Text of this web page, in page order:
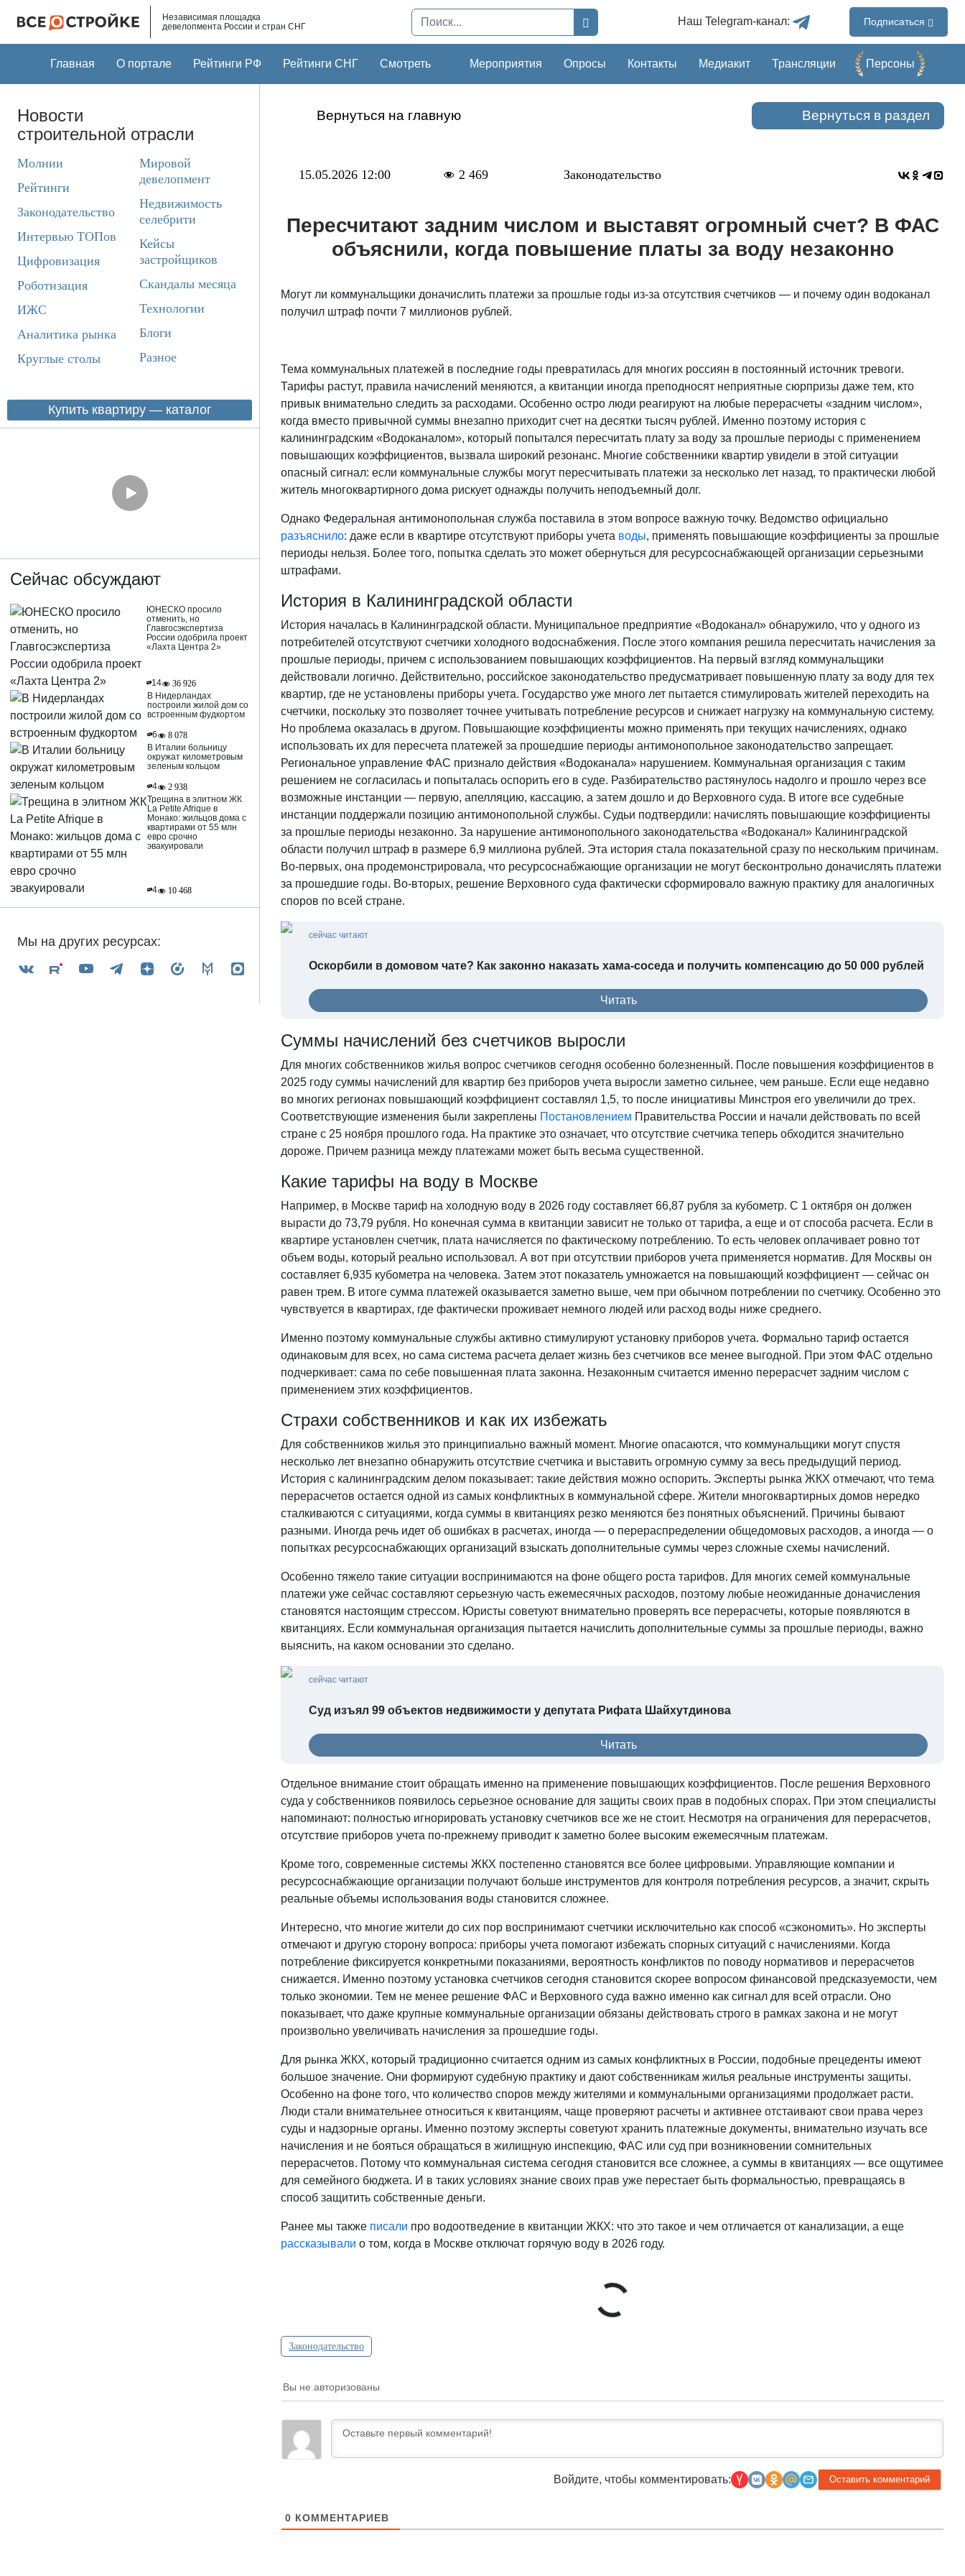
Независимая площадка
девелопмента России и стран СНГ
Наш Telegram-канал: Подписаться
Главная О портале Рейтинги РФ Рейтинги СНГ Смотреть Мероприятия Опросы Контакты Медиакит Трансляции Перcоны
Новости
строительной отрасли
Молнии
Рейтинги
Законодательство
Интервью ТОПов
Цифровизация
Роботизация
ИЖС
Аналитика рынка
Круглые столы
Мировой
девелопмент
Недвижимость
селебрити
Кейсы
застройщиков
Скандалы месяца
Технологии
Блоги
Разное
Купить квартиру — каталог
Сейчас обсуждают
ЮНЕСКО просило
отменить, но
Главгосэкспертиза
России одобрила проект
«Лахта Центра 2»
14
36 926
В Нидерландах
построили жилой дом со
встроенным фудкортом
6
8 078
В Италии больницу
окружат километровым
зеленым кольцом
4
2 938
Трещина в элитном ЖК
La Petite Afrique в
Монако: жильцов дома с
квартирами от 55 млн
евро срочно
эвакуировали
4 10 468
Мы на других ресурсах:
Вернуться на главную Вернуться в раздел
15.05.2026 12:00 2 469 Законодательство
Пересчитают задним числом и выставят огромный счет? В ФАС
объяснили, когда повышение платы за воду незаконно
Могут ли коммунальщики доначислить платежи за прошлые годы из-за отсутствия счетчиков — и почему один водоканал
получил штраф почти 7 миллионов рублей.
Тема коммунальных платежей в последние годы превратилась для многих россиян в постоянный источник тревоги.
Тарифы растут, правила начислений меняются, а квитанции иногда преподносят неприятные сюрпризы даже тем, кто
привык внимательно следить за расходами. Особенно остро люди реагируют на любые перерасчеты «задним числом»,
когда вместо привычной суммы внезапно приходит счет на десятки тысяч рублей. Именно поэтому история с
калининградским «Водоканалом», который попытался пересчитать плату за воду за прошлые периоды с применением
повышающих коэффициентов, вызвала широкий резонанс. Многие собственники квартир увидели в этой ситуации
опасный сигнал: если коммунальные службы могут пересчитывать платежи за несколько лет назад, то практически любой
житель многоквартирного дома рискует однажды получить неподъемный долг.
Однако Федеральная антимонопольная служба поставила в этом вопросе важную точку. Ведомство официально
разъяснило: даже если в квартире отсутствуют приборы учета воды, применять повышающие коэффициенты за прошлые
периоды нельзя. Более того, попытка сделать это может обернуться для ресурсоснабжающей организации серьезными
штрафами.
История в Калининградской области
История началась в Калининградской области. Муниципальное предприятие «Водоканал» обнаружило, что у одного из
потребителей отсутствуют счетчики холодного водоснабжения. После этого компания решила пересчитать начисления за
прошлые периоды, причем с использованием повышающих коэффициентов. На первый взгляд коммунальщики
действовали логично. Действительно, российское законодательство предусматривает повышенную плату за воду для тех
квартир, где не установлены приборы учета. Государство уже много лет пытается стимулировать жителей переходить на
счетчики, поскольку это позволяет точнее учитывать потребление ресурсов и снижает нагрузку на коммунальную систему.
Но проблема оказалась в другом. Повышающие коэффициенты можно применять при текущих начислениях, однако
использовать их для пересчета платежей за прошедшие периоды антимонопольное законодательство запрещает.
Региональное управление ФАС признало действия «Водоканала» нарушением. Коммунальная организация с таким
решением не согласилась и попыталась оспорить его в суде. Разбирательство растянулось надолго и прошло через все
возможные инстанции — первую, апелляцию, кассацию, а затем дошло и до Верховного суда. В итоге все судебные
инстанции поддержали позицию антимонопольной службы. Судьи подтвердили: начислять повышающие коэффициенты
за прошлые периоды незаконно. За нарушение антимонопольного законодательства «Водоканал» Калининградской
области получил штраф в размере 6,9 миллиона рублей. Эта история стала показательной сразу по нескольким причинам.
Во-первых, она продемонстрировала, что ресурсоснабжающие организации не могут бесконтрольно доначислять платежи
за прошедшие годы. Во-вторых, решение Верховного суда фактически сформировало важную практику для аналогичных
споров по всей стране.
сейчас читают
Оскорбили в домовом чате? Как законно наказать хама-соседа и получить компенсацию до 50 000 рублей
Читать
Суммы начислений без счетчиков выросли
Для многих собственников жилья вопрос счетчиков сегодня особенно болезненный. После повышения коэффициентов в
2025 году суммы начислений для квартир без приборов учета выросли заметно сильнее, чем раньше. Если еще недавно
во многих регионах повышающий коэффициент составлял 1,5, то после инициативы Минстроя его увеличили до трех.
Соответствующие изменения были закреплены Постановлением Правительства России и начали действовать по всей
стране с 25 ноября прошлого года. На практике это означает, что отсутствие счетчика теперь обходится значительно
дороже. Причем разница между платежами может быть весьма существенной.
Какие тарифы на воду в Москве
Например, в Москве тариф на холодную воду в 2026 году составляет 66,87 рубля за кубометр. С 1 октября он должен
вырасти до 73,79 рубля. Но конечная сумма в квитанции зависит не только от тарифа, а еще и от способа расчета. Если в
квартире установлен счетчик, плата начисляется по фактическому потреблению. То есть человек оплачивает ровно тот
объем воды, который реально использовал. А вот при отсутствии приборов учета применяется норматив. Для Москвы он
составляет 6,935 кубометра на человека. Затем этот показатель умножается на повышающий коэффициент — сейчас он
равен трем. В итоге сумма платежей оказывается заметно выше, чем при обычном потреблении по счетчику. Особенно это
чувствуется в квартирах, где фактически проживает немного людей или расход воды ниже среднего.
Именно поэтому коммунальные службы активно стимулируют установку приборов учета. Формально тариф остается
одинаковым для всех, но сама система расчета делает жизнь без счетчиков все менее выгодной. При этом ФАС отдельно
подчеркивает: сама по себе повышенная плата законна. Незаконным считается именно перерасчет задним числом с
применением этих коэффициентов.
Страхи собственников и как их избежать
Для собственников жилья это принципиально важный момент. Многие опасаются, что коммунальщики могут спустя
несколько лет внезапно обнаружить отсутствие счетчика и выставить огромную сумму за весь предыдущий период.
История с калининградским делом показывает: такие действия можно оспорить. Эксперты рынка ЖКХ отмечают, что тема
перерасчетов остается одной из самых конфликтных в коммунальной сфере. Жители многоквартирных домов нередко
сталкиваются с ситуациями, когда суммы в квитанциях резко меняются без понятных объяснений. Причины бывают
разными. Иногда речь идет об ошибках в расчетах, иногда — о перераспределении общедомовых расходов, а иногда — о
попытках ресурсоснабжающих организаций взыскать дополнительные суммы через сложные схемы начислений.
Особенно тяжело такие ситуации воспринимаются на фоне общего роста тарифов. Для многих семей коммунальные
платежи уже сейчас составляют серьезную часть ежемесячных расходов, поэтому любые неожиданные доначисления
становятся настоящим стрессом. Юристы советуют внимательно проверять все перерасчеты, которые появляются в
квитанциях. Если коммунальная организация пытается начислить дополнительные суммы за прошлые периоды, важно
выяснить, на каком основании это сделано.
сейчас читают
Суд изъял 99 объектов недвижимости у депутата Рифата Шайхутдинова
Читать
Отдельное внимание стоит обращать именно на применение повышающих коэффициентов. После решения Верховного
суда у собственников появилось серьезное основание для защиты своих прав в подобных спорах. При этом специалисты
напоминают: полностью игнорировать установку счетчиков все же не стоит. Несмотря на ограничения для перерасчетов,
отсутствие приборов учета по-прежнему приводит к заметно более высоким ежемесячным платежам.
Кроме того, современные системы ЖКХ постепенно становятся все более цифровыми. Управляющие компании и
ресурсоснабжающие организации получают больше инструментов для контроля потребления ресурсов, а значит, скрыть
реальные объемы использования воды становится сложнее.
Интересно, что многие жители до сих пор воспринимают счетчики исключительно как способ «сэкономить». Но эксперты
отмечают и другую сторону вопроса: приборы учета помогают избежать спорных ситуаций с начислениями. Когда
потребление фиксируется конкретными показаниями, вероятность конфликтов по поводу нормативов и перерасчетов
снижается. Именно поэтому установка счетчиков сегодня становится скорее вопросом финансовой предсказуемости, чем
только экономии. Тем не менее решение ФАС и Верховного суда важно именно как сигнал для всей отрасли. Оно
показывает, что даже крупные коммунальные организации обязаны действовать строго в рамках закона и не могут
произвольно увеличивать начисления за прошедшие годы.
Для рынка ЖКХ, который традиционно считается одним из самых конфликтных в России, подобные прецеденты имеют
большое значение. Они формируют судебную практику и дают собственникам жилья реальные инструменты защиты.
Особенно на фоне того, что количество споров между жителями и коммунальными организациями продолжает расти.
Люди стали внимательнее относиться к квитанциям, чаще проверяют расчеты и активнее отстаивают свои права через
суды и надзорные органы. Именно поэтому эксперты советуют хранить платежные документы, внимательно изучать все
начисления и не бояться обращаться в жилищную инспекцию, ФАС или суд при возникновении сомнительных
перерасчетов. Потому что коммунальная система сегодня становится все сложнее, а суммы в квитанциях — все ощутимее
для семейного бюджета. И в таких условиях знание своих прав уже перестает быть формальностью, превращаясь в
способ защитить собственные деньги.
Ранее мы также писали про водоотведение в квитанции ЖКХ: что это такое и чем отличается от канализации, а еще
рассказывали о том, когда в Москве отключат горячую воду в 2026 году.
Законодательство
Вы не авторизованы
Войдите, чтобы комментировать:
0 КОММЕНТАРИЕВ